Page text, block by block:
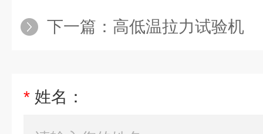
下一篇： 高低温拉力试验机
* 姓名：